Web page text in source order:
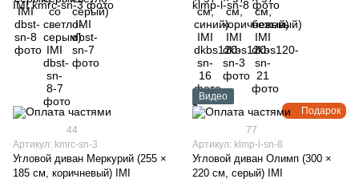
44
Артикул: kmrc-sn-3
Угловой диван Меркурий (255 ×
185 см, коричневый) IMI
Подарок
Видео
77
Артикул: klmp-l-sn-8
Угловой диван Олимп (300 ×
220 см, серый) IMI